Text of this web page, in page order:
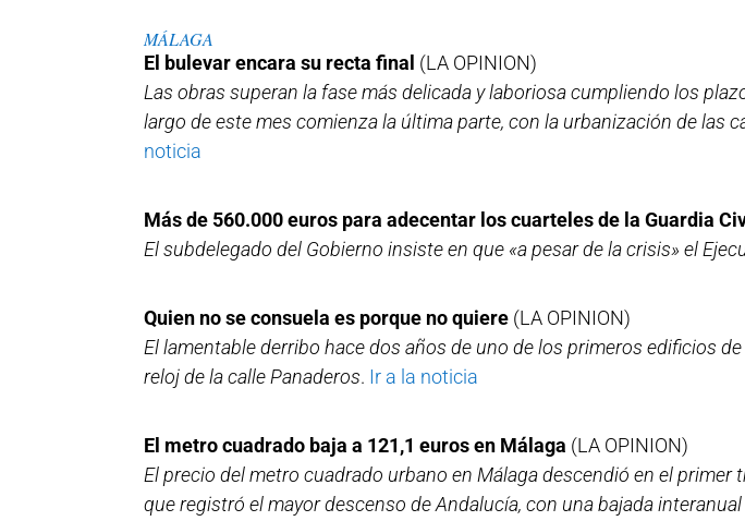
MÁLAGA
El bulevar encara su recta final (LA OPINION)
Las obras superan la fase más delicada y laboriosa cumpliendo los
largo de este mes comienza la última parte, con la urbanización de las
noticia
Más de 560.000 euros para adecentar los cuarteles de la Guardia
El subdelegado del Gobierno insiste en que «a pesar de la crisis» el
Quien no se consuela es porque no quiere (LA OPINION)
El lamentable derribo hace dos años de uno de los primeros edificios
reloj de la calle Panaderos. Ir a la noticia
El metro cuadrado baja a 121,1 euros en Málaga (LA OPINION)
El precio del metro cuadrado urbano en Málaga descendió en el
que registró el mayor descenso de Andalucía, con una bajada